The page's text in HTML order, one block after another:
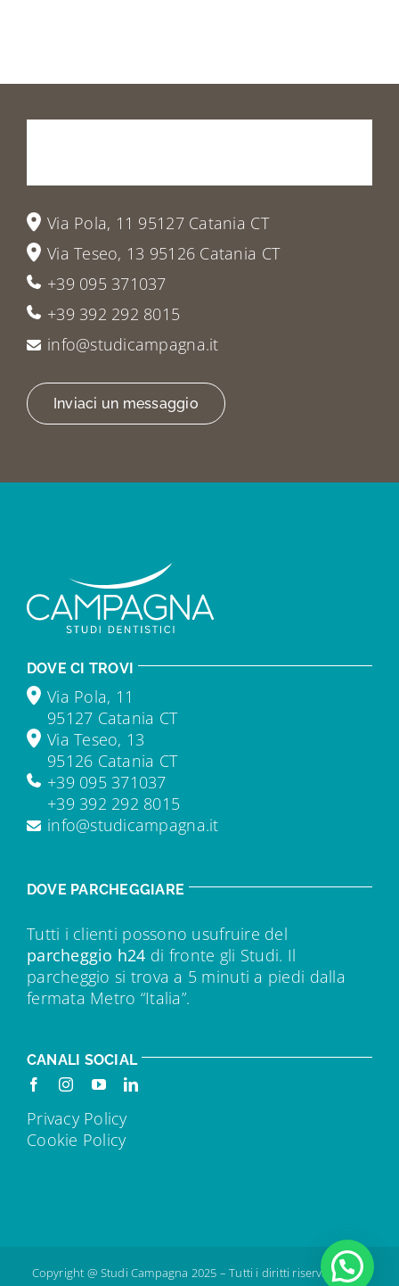
Via Pola, 11 95127 Catania CT
Via Teseo, 13 95126 Catania CT
+39 095 371037
+39 392 292 8015
info@studicampagna.it
Inviaci un messaggio
DOVE CI TROVI
Via Pola, 11
95127 Catania CT
Via Teseo, 13
95126 Catania CT
+39 095 371037
+39 392 292 8015
info@studicampagna.it
DOVE PARCHEGGIARE
Tutti i clienti possono usufruire del
parcheggio h24 di fronte gli Studi. Il
parcheggio si trova a 5 minuti a piedi dalla
fermata Metro “Italia”.
CANALI SOCIAL
Privacy Policy
Cookie Policy
Copyright @ Studi Campagna 2025 – Tutti i diritti riservati – IVA: